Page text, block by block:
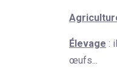
Élevage :
œufs...